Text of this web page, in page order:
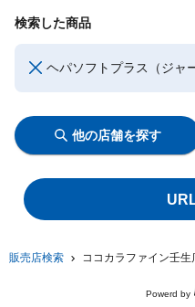
販売店検索 ココカラファイン壬生
検索した商品
ヘパソフトプラス（ジャ
他の店舗を探す
Powerd by